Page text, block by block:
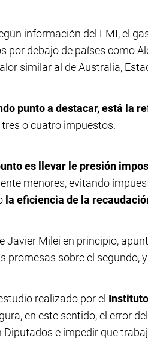
información del FMI, el
por debajo de países como
similar al de Australia,
punto a destacar, está la
o cuatro impuestos.
es llevar le presión
menores, evitando
la eficiencia de la
Javier Milei en principio,
promesas sobre el segundo,
realizado por el
en este sentido, el error
Diputados e impedir que